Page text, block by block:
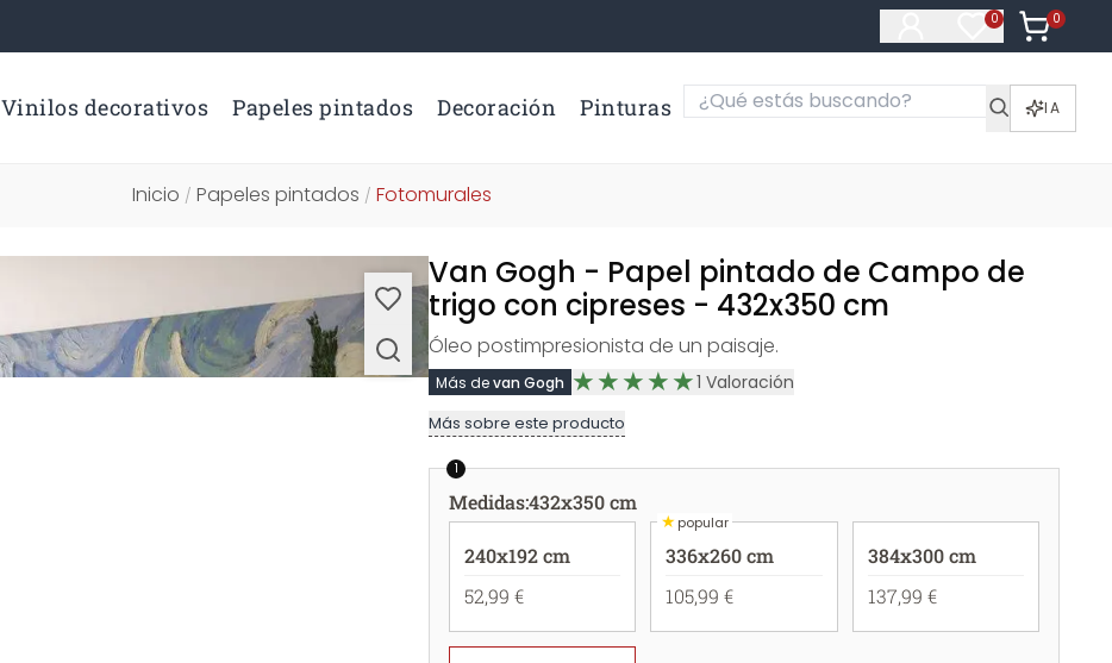
0
Artículos en
0
Artículos
Vinilos decorativos Papeles pintados Decoración Pinturas IA
Inicio / Papeles pintados / Fotomurales
Van Gogh - Papel pintado de Campo de
trigo con cipreses - 432x350 cm
Óleo postimpresionista de un paisaje.
Más devan Gogh 1 Valoración
Más sobre este producto
1
Medidas:432x350 cm
240x192 cm
52,99 €
★popular
336x260 cm
105,99 €
384x300 cm
137,99 €